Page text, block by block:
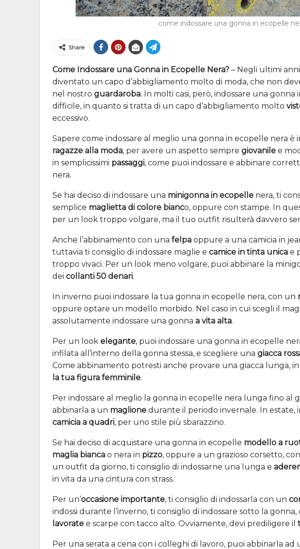
come indossare una gonna in ecopelle
Share
Come Indossare una Gonna in Ecopelle Nera? – Negli ultimi
diventato un capo d’abbigliamento molto di moda, che non
nel nostro guardaroba. In molti casi, però, indossare una
difficile, in quanto si tratta di un capo d’abbigliamento molto
eccessivo.
Sapere come indossare al meglio una gonna in ecopelle nera
ragazze alla moda, per avere un aspetto sempre giovanile e
in semplicissimi passaggi, come puoi indossare e abbinare
nera.
Se hai deciso di indossare una minigonna in ecopelle nera, ti
semplice maglietta di colore bianco, oppure con stampe. In
per un look troppo volgare, ma il tuo outfit risulterà davvero
Anche l’abbinamento con una felpa oppure a una camicia in
tuttavia ti consiglio di indossare maglie e camice in tinta unica e
troppo vivaci. Per un look meno volgare, puoi abbinare la
dei collanti 50 denari.
In inverno puoi indossare la tua gonna in ecopelle nera, con un
oppure optare un modello morbido. Nel caso in cui scegli il
assolutamente indossare una gonna a vita alta.
Per un look elegante, puoi indossare una gonna in ecopelle
infilata all’interno della gonna stessa, e scegliere una giacca
Come abbinamento potresti anche provare una giacca lunga,
la tua figura femminile.
Per indossare al meglio la gonna in ecopelle nera lunga fino al
abbinarla a un maglione durante il periodo invernale. In estate,
camicia a quadri, per uno stile più sbarazzino.
Se hai deciso di acquistare una gonna in ecopelle modello a
maglia bianca o nera in pizzo, oppure a un grazioso corsetto,
un outfit da giorno, ti consiglio di indossarne una lunga e
in vita da una cintura con strass.
Per un’occasione importante, ti consiglio di indossarla con un
indossi durante l’inverno, ti consiglio di indossare sotto la
lavorate e scarpe con tacco alto. Ovviamente, devi prediligere il
Per una serata a cena con i colleghi di lavoro, puoi abbinarla ad